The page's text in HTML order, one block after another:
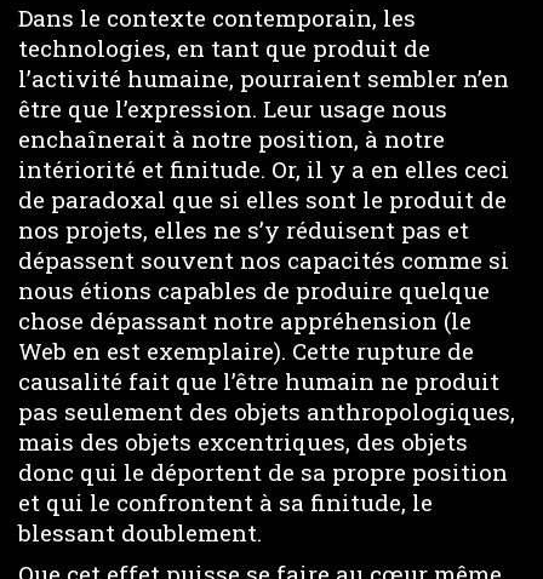
Dans le contexte contemporain, les
technologies, en tant que produit de
l’activité humaine, pourraient sembler n’en
être que l’expression. Leur usage nous
enchaînerait à notre position, à notre
intériorité et finitude. Or, il y a en elles ceci
de paradoxal que si elles sont le produit de
nos projets, elles ne s’y réduisent pas et
dépassent souvent nos capacités comme si
nous étions capables de produire quelque
chose dépassant notre appréhension (le
Web en est exemplaire). Cette rupture de
causalité fait que l’être humain ne produit
pas seulement des objets anthropologiques,
mais des objets excentriques, des objets
donc qui le déportent de sa propre position
et qui le confrontent à sa finitude, le
blessant doublement.